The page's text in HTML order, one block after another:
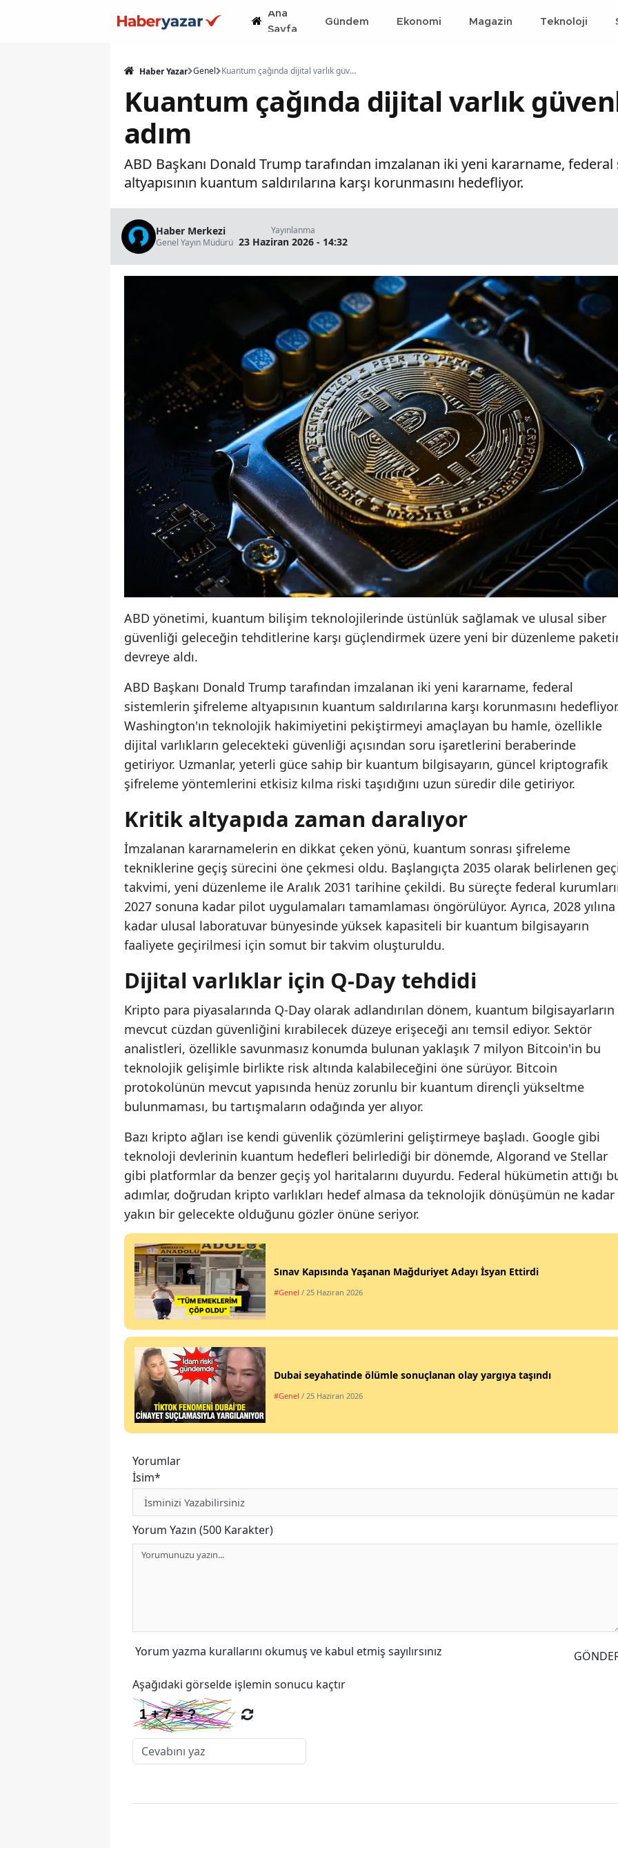
Ana
Sayfa
Gündem Ekonomi Magazin Teknoloji
Haber Yazar Genel Kuantum çağında dijital varlık güvenliği için kritik adım
Kuantum çağında dijital varlık
adım
ABD Başkanı Donald Trump tarafından imzalanan iki yeni kararname,
altyapısının kuantum saldırılarına karşı korunmasını hedefliyor.
Haber Merkezi
Genel Yayın Müdürü
Yayınlanma
23 Haziran 2026 - 14:32
ABD yönetimi, kuantum bilişim teknolojilerinde üstünlük sağlamak ve ulusal siber
güvenliği geleceğin tehditlerine karşı güçlendirmek üzere yeni bir düzenleme
devreye aldı.
ABD Başkanı Donald Trump tarafından imzalanan iki yeni kararname, federal
sistemlerin şifreleme altyapısının kuantum saldırılarına karşı korunmasını
Washington'ın teknolojik hakimiyetini pekiştirmeyi amaçlayan bu hamle, özellikle
dijital varlıkların gelecekteki güvenliği açısından soru işaretlerini beraberinde
getiriyor. Uzmanlar, yeterli güce sahip bir kuantum bilgisayarın, güncel kriptografik
şifreleme yöntemlerini etkisiz kılma riski taşıdığını uzun süredir dile getiriyor.
Kritik altyapıda zaman daralıyor
İmzalanan kararnamelerin en dikkat çeken yönü, kuantum sonrası şifreleme
tekniklerine geçiş sürecini öne çekmesi oldu. Başlangıçta 2035 olarak belirlenen
takvimi, yeni düzenleme ile Aralık 2031 tarihine çekildi. Bu süreçte federal
2027 sonuna kadar pilot uygulamaları tamamlaması öngörülüyor. Ayrıca, 2028 yılına
kadar ulusal laboratuvar bünyesinde yüksek kapasiteli bir kuantum bilgisayarın
faaliyete geçirilmesi için somut bir takvim oluşturuldu.
Dijital varlıklar için Q-Day tehdidi
Kripto para piyasalarında Q-Day olarak adlandırılan dönem, kuantum bilgisayarların
mevcut cüzdan güvenliğini kırabilecek düzeye erişeceği anı temsil ediyor. Sektör
analistleri, özellikle savunmasız konumda bulunan yaklaşık 7 milyon Bitcoin'in bu
teknolojik gelişimle birlikte risk altında kalabileceğini öne sürüyor. Bitcoin
protokolünün mevcut yapısında henüz zorunlu bir kuantum dirençli yükseltme
bulunmaması, bu tartışmaların odağında yer alıyor.
Bazı kripto ağları ise kendi güvenlik çözümlerini geliştirmeye başladı. Google gibi
teknoloji devlerinin kuantum hedefleri belirlediği bir dönemde, Algorand ve Stellar
gibi platformlar da benzer geçiş yol haritalarını duyurdu. Federal hükümetin attığı
adımlar, doğrudan kripto varlıkları hedef almasa da teknolojik dönüşümün ne kadar
yakın bir gelecekte olduğunu gözler önüne seriyor.
Sınav Kapısında Yaşanan Mağduriyet Adayı İsyan Ettirdi
#Genel / 25 Haziran 2026
Dubai seyahatinde ölümle sonuçlanan olay yargıya taşındı
#Genel / 25 Haziran 2026
Yorumlar
İsim*
Yorum Yazın (500 Karakter)
Yorum yazma kurallarını okumuş ve kabul etmiş sayılırsınız
Aşağıdaki görselde işlemin sonucu kaçtır